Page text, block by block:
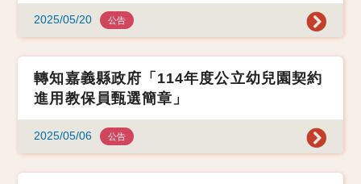
2025/05/20 公告
轉知嘉義縣政府「114年度公立幼兒園契約
進用教保員甄選簡章」
2025/05/06 公告